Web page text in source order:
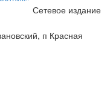
Сетевое издание
п Красная